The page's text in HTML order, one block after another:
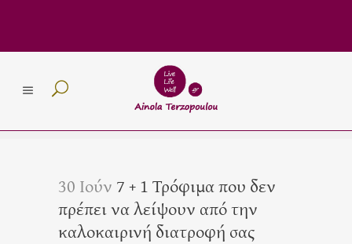
30 Ιούν 7 + 1 Τρόφιμα που δεν
πρέπει να λείψουν από την
καλοκαιρινή διατροφή σας